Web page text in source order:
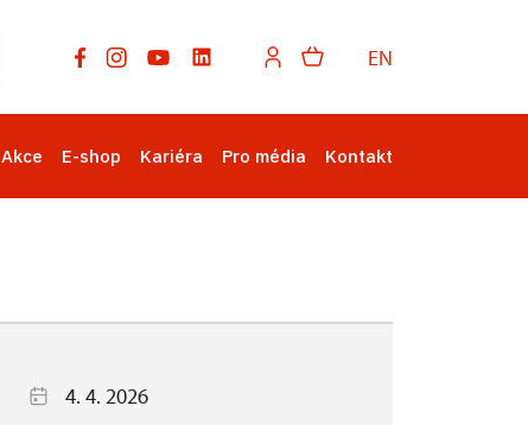
EN
Akce E-shop Kariéra Pro média Kontakt
4. 4. 2026